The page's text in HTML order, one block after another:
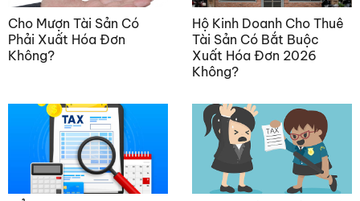
Cho Mượn Tài Sản Có
Phải Xuất Hóa Đơn
Không?
Hộ Kinh Doanh Cho Thuê
Tài Sản Có Bắt Buộc
Xuất Hóa Đơn 2026
Không?